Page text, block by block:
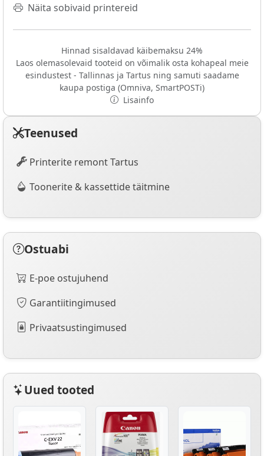
Näita sobivaid printereid
Hinnad sisaldavad käibemaksu 24%
Laos olemasolevaid tooteid on võimalik osta kohapeal meie
esindustest - Tallinnas ja Tartus ning samuti saadame
kaupa postiga (Omniva, SmartPOSTi)
Lisainfo
Teenused
Printerite remont Tartus
Toonerite & kassettide täitmine
Ostuabi
E-poe ostujuhend
Garantiitingimused
Privaatsustingimused
Uued tooted